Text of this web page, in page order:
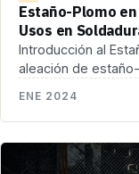
Estaño-Plomo
Usos en
Introducción al
aleación de
ENE 2024